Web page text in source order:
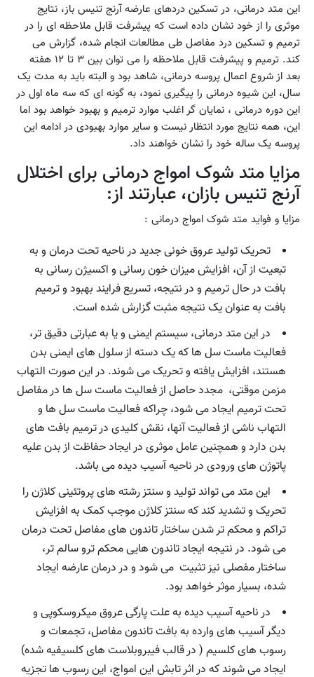
این متد درمانی، در تسکین دردهای عارضه آرنج تنیس باز، نتایج
موثری را از خود نشان داده است که پیشرفت قابل ملاحظه ای را در
ترمیم و تسکین درد مفاصل طی مطالعات انجام شده، گزارش می
کند. ترمیم و پیشرفت قابل ملاحظه را می توان بین ۳ تا ۱۲ هفته
بعد از شروع اعمال پروسه درمانی، شاهد بود و البته باید به مدت یک
سال، این شیوه درمانی را پیگیری نمود، به گونه ای که سه ماه اول در
این دوره درمانی ، نمایان گر اغلب موارد ترمیم و بهبود خواهد بود اما
این، همه نتایج مورد انتظار نیست و سایر موارد بهبودی در ادامه این
پروسه یک ساله خود را نشان خواهند داد.
مزایا متد شوک امواج درمانی برای اختلال
آرنج تنیس بازان، عبارتند از:
مزایا و فواید متد شوک امواج درمانی :
تحریک تولید عروق خونی جدید در ناحیه تحت درمان و به
تبعیت از آن، افزایش میزان خون رسانی و اکسیژن رسانی به
بافت در حال ترمیم و در نتیجه، تسریع فرایند بهبود و ترمیم
بافت به عنوان یک نتیجه مثبت گزارش شده است.
در این متد درمانی، سیستم ایمنی و یا به عبارتی دقیق تر،
فعالیت ماست سل ها که یک دسته از سلول های ایمنی بدن
هستند، افزایش یافته و تحریک می شوند. در این صورت التهاب
مزمن موقتی، مجدد حاصل از فعالیت ماست سل ها در مفاصل
تحت ترمیم ایجاد می شود، چراکه فعالیت ماست سل ها و
التهاب ناشی از فعالیت آنها، نقش کلیدی در ترمیم بافت های
بدن دارد و همچنین عامل موثری در ایجاد حفاظت از بدن علیه
پاتوژن های ورودی در ناحیه آسیب دیده می باشد.
این متد می تواند تولید و سنتز رشته های پروتئینی کلاژن را
تحریک و تشدید کند که سنتز کلاژن موجب کمک به افزایش
تراکم و محکم تر شدن ساختار تاندون های مفاصل تحت درمان
می شود. در نتیجه ایجاد تاندون هایی محکم ترو سالم تر،
ساختار مفصلی نیز تثبیت می شود و در درمان عارضه ایجاد
شده، بسیار موثر خواهد بود.
در ناحیه آسیب دیده به علت پارگی عروق میکروسکوپی و
دیگر آسیب های وارده به بافت تاندون مفاصل، تجمعات و
رسوب های کلسیم ( در قالب فیبروبلاست های کلسیفیه شده)
ایجاد می شوند که در اثر تابش این امواج، این رسوب ها تجزیه